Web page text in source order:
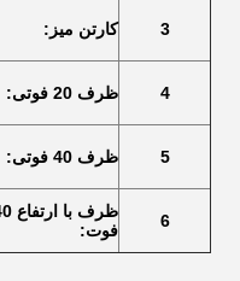
3 کارتن میز:
4 ظرف 20 فوتی:
5 ظرف 40 فوتی:
6
ظرف با
فوت: